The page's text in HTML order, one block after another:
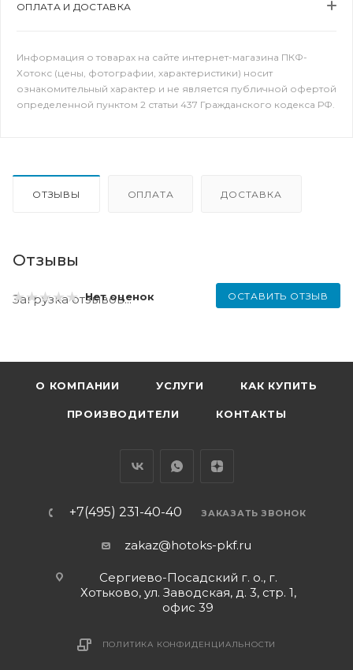
ОПЛАТА И ДОСТАВКА
Информация о товарах на сайте интернет-магазина ПКФ-
Хотокс (цены, фотографии, характеристики) носит
ознакомительный характер и не является публичной офертой
определенной пунктом 2 статьи 437 Гражданского кодекса РФ.
ОТЗЫВЫ ОПЛАТА ДОСТАВКА
Отзывы
Нет оценок ОСТАВИТЬ ОТЗЫВ
Загрузка отзывов...
О КОМПАНИИ УСЛУГИ КАК КУПИТЬ
ПРОИЗВОДИТЕЛИ КОНТАКТЫ
+7(495) 231-40-40 ЗАКАЗАТЬ ЗВОНОК
zakaz@hotoks-pkf.ru
Сергиево-Посадский г. о., г.
Хотьково, ул. Заводская, д. 3, стр. 1,
офис 39
ПОЛИТИКА КОНФИДЕНЦИАЛЬНОСТИ